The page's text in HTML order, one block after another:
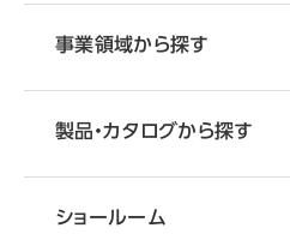
事業領域から探す
製品・カタログから探す
ショールーム